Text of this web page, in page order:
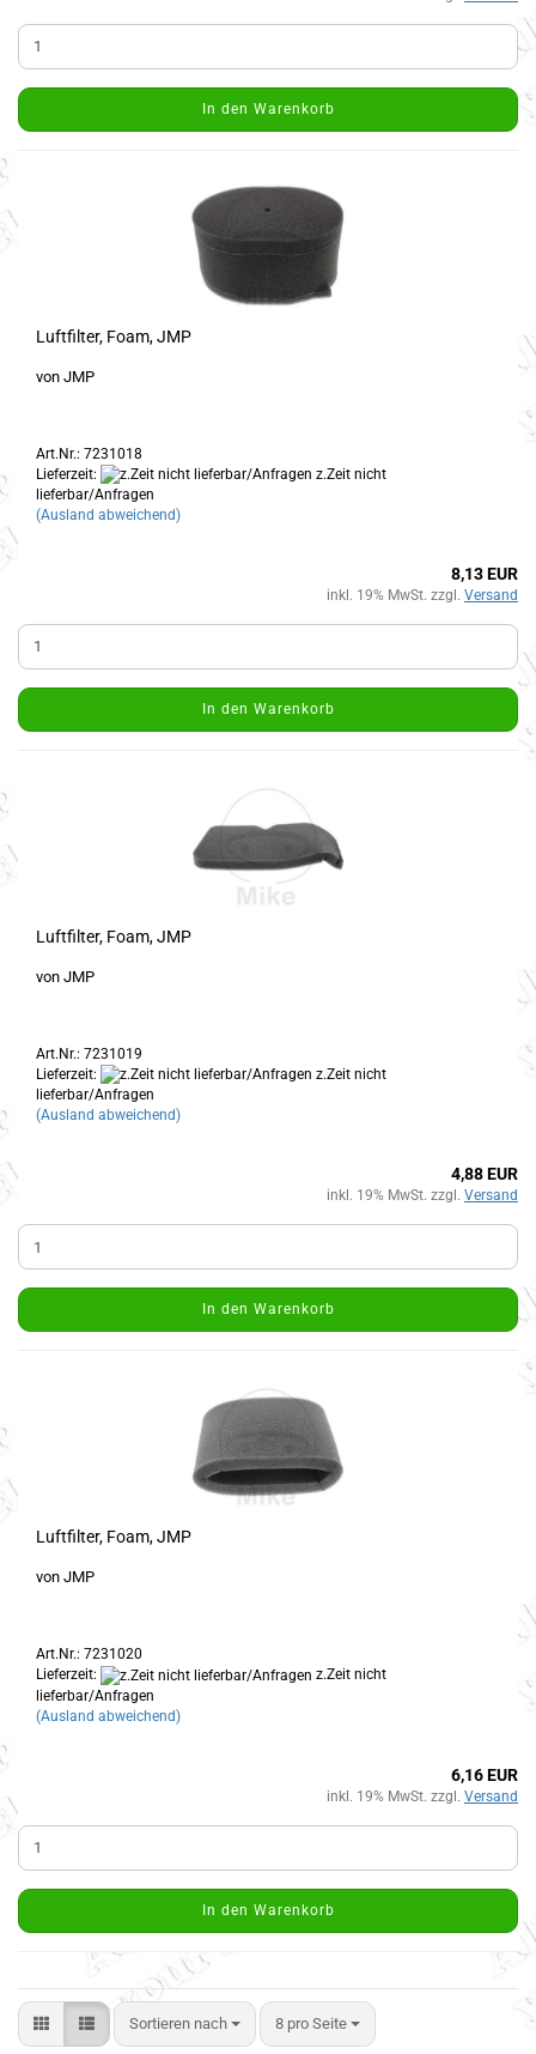
In den Warenkorb
Luftfilter, Foam, JMP
von JMP
Art.Nr.: 7231018
Lieferzeit:
z.Zeit nicht
lieferbar/Anfragen
(Ausland abweichend)
8,13 EUR
inkl. 19% MwSt. zzgl. Versand
In den Warenkorb
Luftfilter, Foam, JMP
von JMP
Art.Nr.: 7231019
Lieferzeit:
z.Zeit nicht
lieferbar/Anfragen
(Ausland abweichend)
4,88 EUR
inkl. 19% MwSt. zzgl. Versand
In den Warenkorb
Luftfilter, Foam, JMP
von JMP
Art.Nr.: 7231020
Lieferzeit:
z.Zeit nicht
lieferbar/Anfragen
(Ausland abweichend)
6,16 EUR
inkl. 19% MwSt. zzgl. Versand
In den Warenkorb
Sortieren nach 8 pro Seite